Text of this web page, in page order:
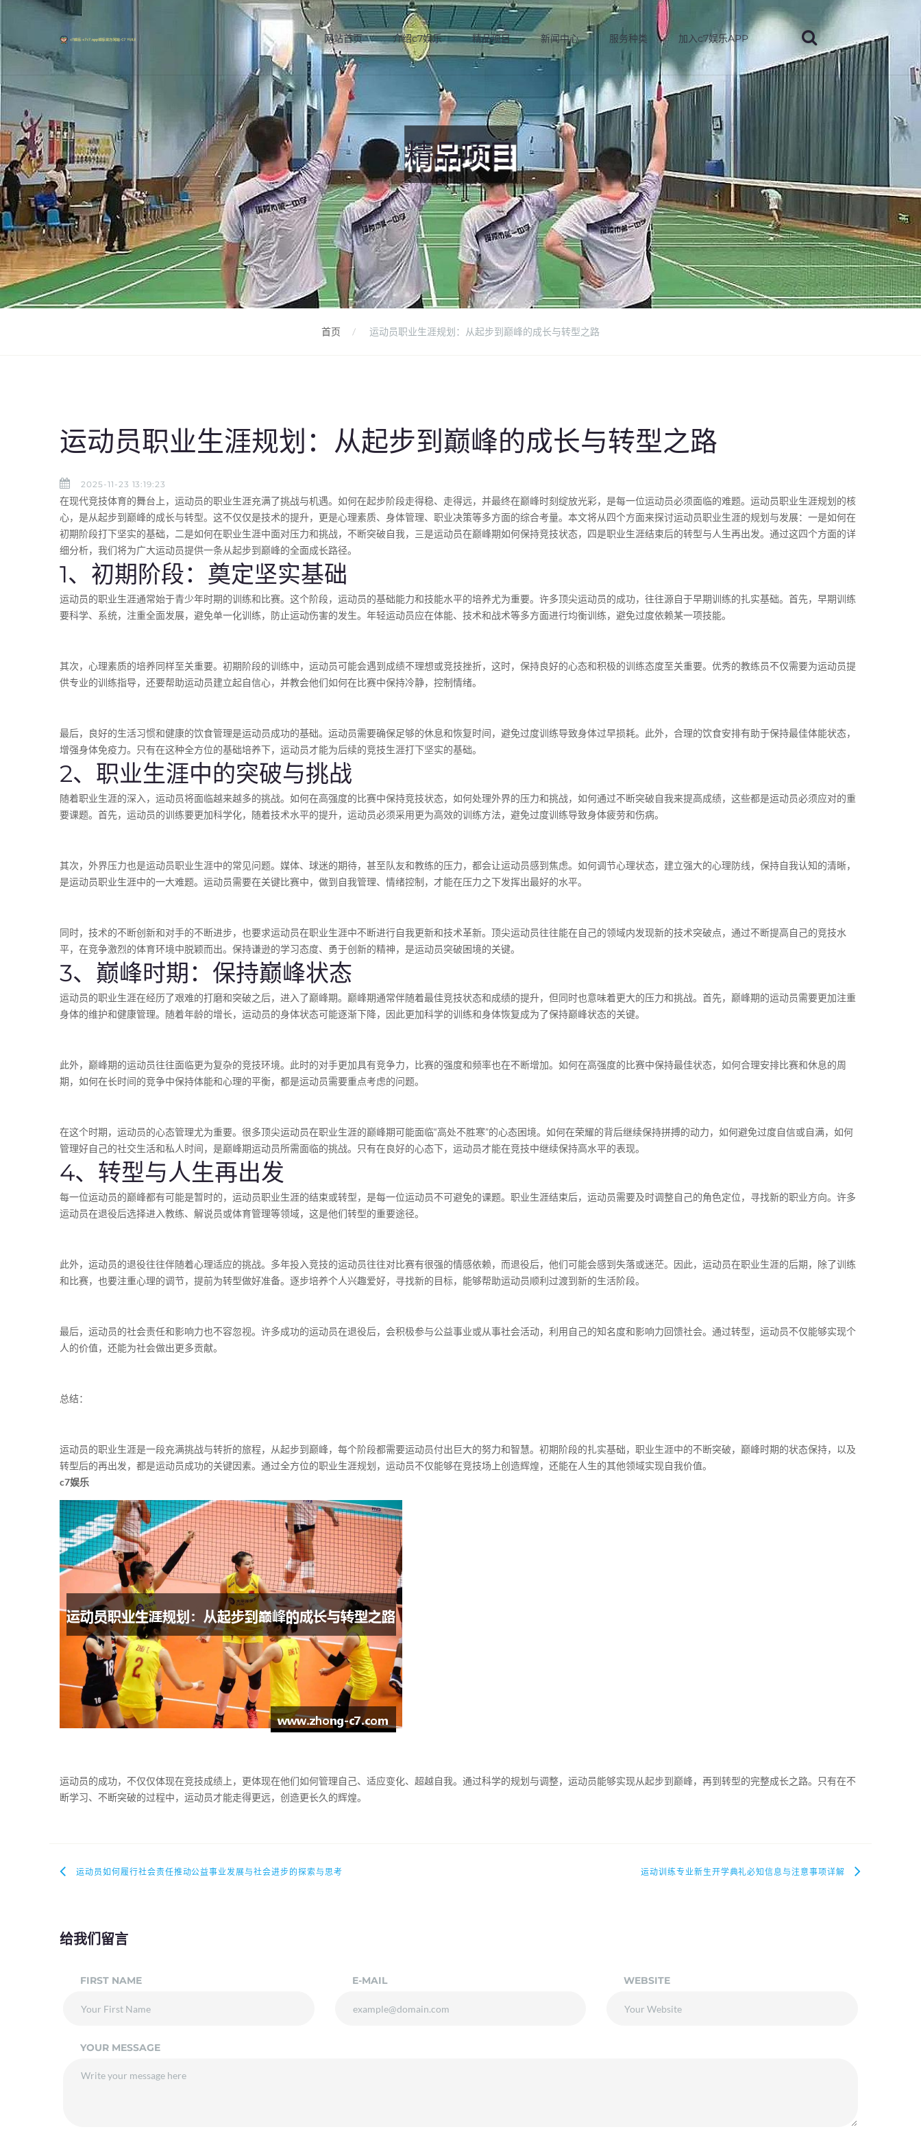
网站首页 介绍c7娱乐 精品项目 新闻中心 服务种类 加入c7娱乐APP
精品项目
首页 运动员职业生涯规划：从起步到巅峰的成长与转型之路
运动员职业生涯规划：从起步到巅峰的成长与转型之路
2025-11-23 13:19:23
在现代竞技体育的舞台上，运动员的职业生涯充满了挑战与机遇。如何在起步阶段走得稳、走得远，并最终在巅峰时刻绽放光彩，是每一位运动员必须面临的难题。运动员职业生涯规划的核
心，是从起步到巅峰的成长与转型。这不仅仅是技术的提升，更是心理素质、身体管理、职业决策等多方面的综合考量。本文将从四个方面来探讨运动员职业生涯的规划与发展：一是如何在
初期阶段打下坚实的基础，二是如何在职业生涯中面对压力和挑战，不断突破自我，三是运动员在巅峰期如何保持竞技状态，四是职业生涯结束后的转型与人生再出发。通过这四个方面的详
细分析，我们将为广大运动员提供一条从起步到巅峰的全面成长路径。
1、初期阶段：奠定坚实基础
运动员的职业生涯通常始于青少年时期的训练和比赛。这个阶段，运动员的基础能力和技能水平的培养尤为重要。许多顶尖运动员的成功，往往源自于早期训练的扎实基础。首先，早期训练
要科学、系统，注重全面发展，避免单一化训练，防止运动伤害的发生。年轻运动员应在体能、技术和战术等多方面进行均衡训练，避免过度依赖某一项技能。
其次，心理素质的培养同样至关重要。初期阶段的训练中，运动员可能会遇到成绩不理想或竞技挫折，这时，保持良好的心态和积极的训练态度至关重要。优秀的教练员不仅需要为运动员提
供专业的训练指导，还要帮助运动员建立起自信心，并教会他们如何在比赛中保持冷静，控制情绪。
最后，良好的生活习惯和健康的饮食管理是运动员成功的基础。运动员需要确保足够的休息和恢复时间，避免过度训练导致身体过早损耗。此外，合理的饮食安排有助于保持最佳体能状态，
增强身体免疫力。只有在这种全方位的基础培养下，运动员才能为后续的竞技生涯打下坚实的基础。
2、职业生涯中的突破与挑战
随着职业生涯的深入，运动员将面临越来越多的挑战。如何在高强度的比赛中保持竞技状态，如何处理外界的压力和挑战，如何通过不断突破自我来提高成绩，这些都是运动员必须应对的重
要课题。首先，运动员的训练要更加科学化，随着技术水平的提升，运动员必须采用更为高效的训练方法，避免过度训练导致身体疲劳和伤病。
其次，外界压力也是运动员职业生涯中的常见问题。媒体、球迷的期待，甚至队友和教练的压力，都会让运动员感到焦虑。如何调节心理状态，建立强大的心理防线，保持自我认知的清晰，
是运动员职业生涯中的一大难题。运动员需要在关键比赛中，做到自我管理、情绪控制，才能在压力之下发挥出最好的水平。
同时，技术的不断创新和对手的不断进步，也要求运动员在职业生涯中不断进行自我更新和技术革新。顶尖运动员往往能在自己的领域内发现新的技术突破点，通过不断提高自己的竞技水
平，在竞争激烈的体育环境中脱颖而出。保持谦逊的学习态度、勇于创新的精神，是运动员突破困境的关键。
3、巅峰时期：保持巅峰状态
运动员的职业生涯在经历了艰难的打磨和突破之后，进入了巅峰期。巅峰期通常伴随着最佳竞技状态和成绩的提升，但同时也意味着更大的压力和挑战。首先，巅峰期的运动员需要更加注重
身体的维护和健康管理。随着年龄的增长，运动员的身体状态可能逐渐下降，因此更加科学的训练和身体恢复成为了保持巅峰状态的关键。
此外，巅峰期的运动员往往面临更为复杂的竞技环境。此时的对手更加具有竞争力，比赛的强度和频率也在不断增加。如何在高强度的比赛中保持最佳状态，如何合理安排比赛和休息的周
期，如何在长时间的竞争中保持体能和心理的平衡，都是运动员需要重点考虑的问题。
在这个时期，运动员的心态管理尤为重要。很多顶尖运动员在职业生涯的巅峰期可能面临“高处不胜寒”的心态困境。如何在荣耀的背后继续保持拼搏的动力，如何避免过度自信或自满，如何
管理好自己的社交生活和私人时间，是巅峰期运动员所需面临的挑战。只有在良好的心态下，运动员才能在竞技中继续保持高水平的表现。
4、转型与人生再出发
每一位运动员的巅峰都有可能是暂时的，运动员职业生涯的结束或转型，是每一位运动员不可避免的课题。职业生涯结束后，运动员需要及时调整自己的角色定位，寻找新的职业方向。许多
运动员在退役后选择进入教练、解说员或体育管理等领域，这是他们转型的重要途径。
此外，运动员的退役往往伴随着心理适应的挑战。多年投入竞技的运动员往往对比赛有很强的情感依赖，而退役后，他们可能会感到失落或迷茫。因此，运动员在职业生涯的后期，除了训练
和比赛，也要注重心理的调节，提前为转型做好准备。逐步培养个人兴趣爱好，寻找新的目标，能够帮助运动员顺利过渡到新的生活阶段。
最后，运动员的社会责任和影响力也不容忽视。许多成功的运动员在退役后，会积极参与公益事业或从事社会活动，利用自己的知名度和影响力回馈社会。通过转型，运动员不仅能够实现个
人的价值，还能为社会做出更多贡献。
总结：
运动员的职业生涯是一段充满挑战与转折的旅程，从起步到巅峰，每个阶段都需要运动员付出巨大的努力和智慧。初期阶段的扎实基础，职业生涯中的不断突破，巅峰时期的状态保持，以及
转型后的再出发，都是运动员成功的关键因素。通过全方位的职业生涯规划，运动员不仅能够在竞技场上创造辉煌，还能在人生的其他领域实现自我价值。
c7娱乐
运动员的成功，不仅仅体现在竞技成绩上，更体现在他们如何管理自己、适应变化、超越自我。通过科学的规划与调整，运动员能够实现从起步到巅峰，再到转型的完整成长之路。只有在不
断学习、不断突破的过程中，运动员才能走得更远，创造更长久的辉煌。
运动员如何履行社会责任推动公益事业发展与社会进步的探索与思考 运动训练专业新生开学典礼必知信息与注意事项详解
给我们留言
FIRST NAME E-MAIL WEBSITE
YOUR MESSAGE